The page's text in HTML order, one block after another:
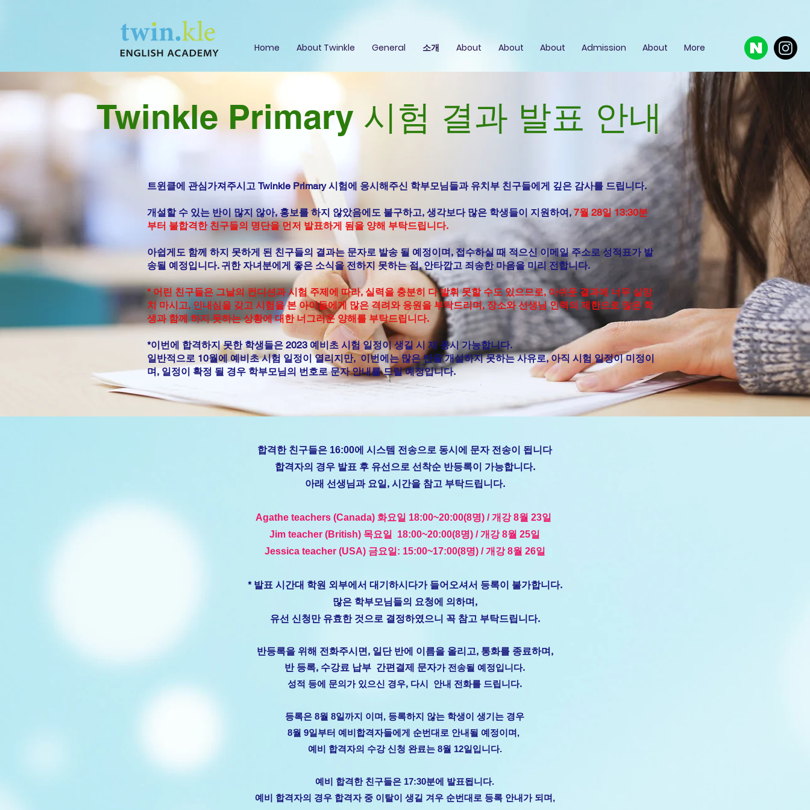
Home About Twinkle General 소개 About About About Admission About More
Twinkle Primary 시험 결과 발표 안내
트윈클에 관심가져주시고 Twinkle Primary 시험에 응시해주신 학부모님들과 유치부 친구들에게 깊은 감사를 드립니다.
개설할 수 있는 반이 많지 않아, 홍보를 하지 않았음에도 불구하고, 생각보다 많은 학생들이 지원하여, 7월 28일 13:30분
부터 불합격한 ​친구들의 명단을 먼저 발표하게 됨을 양해 부탁드립니다.
아쉽게도 함께 하지 못하게 된 친구들의 결과는 문자로 발송 될 예정이며, 접수하실 때 적으신 이메일 주소로 성적표가 발
송될 예정입니다. 귀한 자녀분에게 좋은 소식을 전하지 못하는 점, 안타깝고 죄송한 마음을 미리 전합니다.
* 어린 친구들은 그날의 컨디션과 시험 주제에 따라, 실력을 충분히 다 발휘 못할 수도 있으므로, 아쉬운 결과에 너무 실망
치 마시고, 인내심을 갖고 시험을 본 아이들에게 많은 격려와 응원을 부탁드리며, 장소와 선생님 인력의 제한으로 많은 학
생과 함께 하지 못하는 상황에 대한 너그러운 양해를 부탁드립니다.
*이번에 합격하지 못한 학생들은 2023 예비초 시험 일정이 생길 시 재 응시 가능합니다.
일반적으로 10월에 예비초 시험 일정이 열리지만, 이번에는 많은 반을 개설하지 못하는 사유로, 아직 시험 일정이 미정이
며, 일정이 확정 될 경우 학부모님의 번호로 문자 안내를 드릴 예정입니다.
합격한 친구들은 16:00에 시스템 전송으로 동시에 문자 전송이 됩니다
합격자의 경우 발표 후 유선으로 선착순 반등록이 가능합니다.
아래 선생님과 요일, 시간을 참고 부탁드립니다.
Agathe teachers (Canada) 화요일 18:00~20:00(8명) / 개강 8월 23일
Jim teacher (British) 목요일 18:00~20:00(8명) / 개강 8월 25일
Jessica teacher (USA) 금요일: 15:00~17:00(8명) / 개강 8월 26일
* 발표 시간대 학원 외부에서 대기하시다가 들어오셔서 등록이 불가합니다.
많은 학부모님들의 요청에 의하며,
유선 신청만 유효한 것으로 결정하였으니 꼭 참고 부탁드립니다.
반등록을 위해 전화주시면, 일단 반에 이름을 올리고, 통화를 종료하며,
반 등록, 수강료 납부 간편결제 문자가 전송될 예정입니다.
​성적 등에 문의가 있으신 경우, 다시 안내 전화를 드립니다.
등록은 8월 8일까지 이며, 등록하지 않는 학생이 생기는 경우
8월 9일부터 예비합격자들에게 순번대로 안내될 예정이며,
예비 합격자의 수강 신청 완료는 8월 12일입니다.
예비 합격한 친구들은 17:30분에 발표됩니다.
예비 합격자의 경우 합격자 중 이탈이 생길 겨우 순번대로 등록 안내가 되며,